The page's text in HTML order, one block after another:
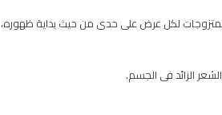
لكل عرض على حدى من حيث بداية ظهوره،
الزائد فى الجسم.​